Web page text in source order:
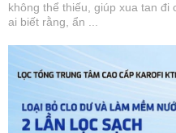
không thể thiếu, giúp xua tan đi
ai biết rằng, ẩn ...